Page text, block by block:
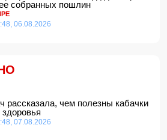
отозвали от должности посла
на 8 августа
собранных пошлин
06.08.2026
рассказала, чем полезны кабачки
здоровья
07.08.2026